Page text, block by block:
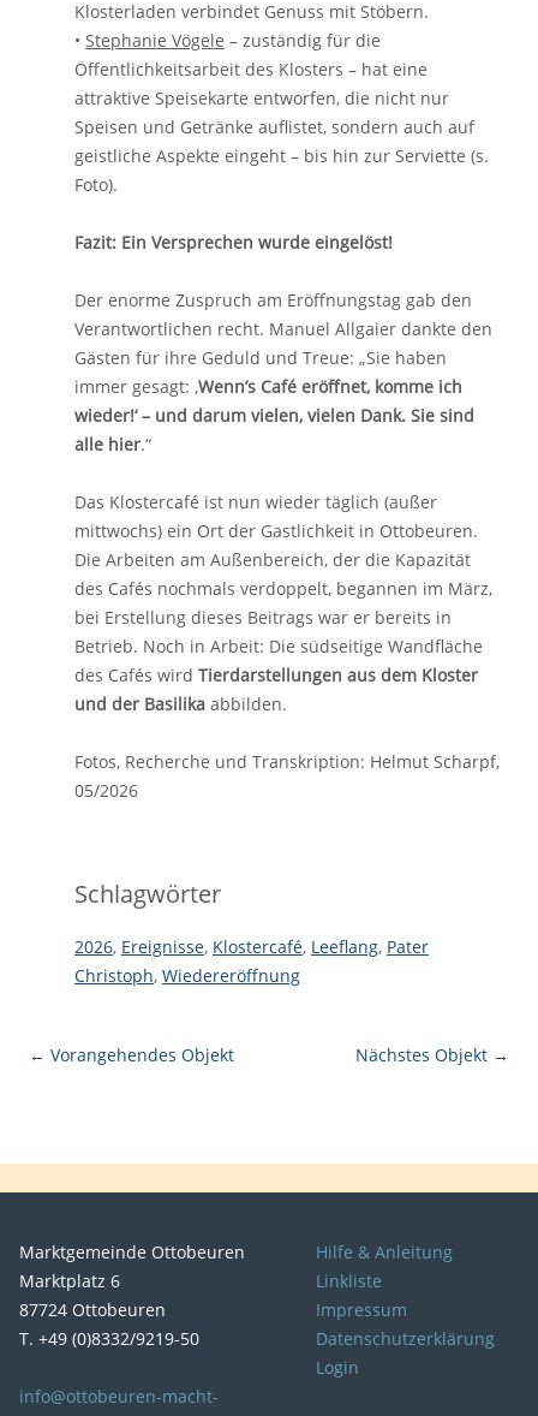
Klosterladen verbindet Genuss mit Stöbern.
• Stephanie Vögele – zuständig für die
Öffentlichkeitsarbeit des Klosters – hat eine
attraktive Speisekarte entworfen, die nicht nur
Speisen und Getränke auflistet, sondern auch auf
geistliche Aspekte eingeht – bis hin zur Serviette (s.
Foto).
Fazit: Ein Versprechen wurde eingelöst!
Der enorme Zuspruch am Eröffnungstag gab den
Verantwortlichen recht. Manuel Allgaier dankte den
Gästen für ihre Geduld und Treue: „Sie haben
immer gesagt: ‚Wenn’s Café eröffnet, komme ich
wieder!‘ – und darum vielen, vielen Dank. Sie sind
alle hier.“
Das Klostercafé ist nun wieder täglich (außer
mittwochs) ein Ort der Gastlichkeit in Ottobeuren.
Die Arbeiten am Außenbereich, der die Kapazität
des Cafés nochmals verdoppelt, begannen im März,
bei Erstellung dieses Beitrags war er bereits in
Betrieb. Noch in Arbeit: Die südseitige Wandfläche
des Cafés wird Tierdarstellungen aus dem Kloster
und der Basilika abbilden.
Fotos, Recherche und Transkription: Helmut Scharpf,
05/2026
Schlagwörter
2026, Ereignisse, Klostercafé, Leeflang, Pater
Christoph, Wiedereröffnung
← Vorangehendes Objekt Nächstes Objekt →
Marktgemeinde Ottobeuren
Marktplatz 6
87724 Ottobeuren
T. +49 (0)8332/9219-50
info@ottobeuren-macht-
Hilfe & Anleitung
Linkliste
Impressum
Datenschutzerklärung
Login